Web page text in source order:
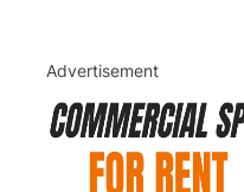
Advertisement